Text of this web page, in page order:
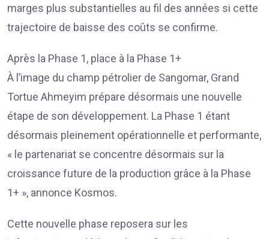
marges plus substantielles au fil des années si cette
trajectoire de baisse des coûts se confirme.
Après la Phase 1, place à la Phase 1+
À l’image du champ pétrolier de Sangomar, Grand
Tortue Ahmeyim prépare désormais une nouvelle
étape de son développement. La Phase 1 étant
désormais pleinement opérationnelle et performante,
« le partenariat se concentre désormais sur la
croissance future de la production grâce à la Phase
1+ », annonce Kosmos.
Cette nouvelle phase reposera sur les